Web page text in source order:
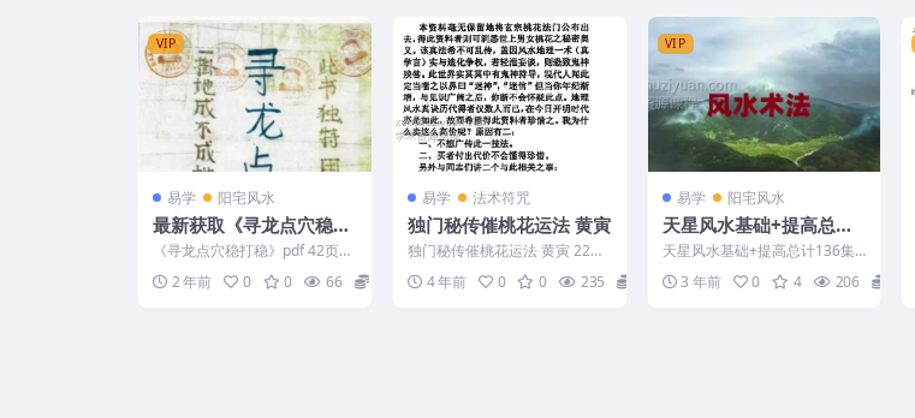
VIP
易学 阳宅风水
最新获取《寻龙点穴稳打
稳》pdf 42页
《寻龙点穴稳打稳》pdf 42页。
自己100多购买的看着看是高大
上的课程感觉是拼...
2 年前 0 0 66
易学 法术符咒
独门秘传催桃花运法 黄寅
独门秘传催桃花运法 黄寅 22w4
4 年前 0 0 235
VIP
易学 阳宅风水
天星风水基础+提高总计1
36集
天星风水基础+提高总计136集
随时删除 231199 ├─天星风水1
30集&#...
3 年前 0 4 206